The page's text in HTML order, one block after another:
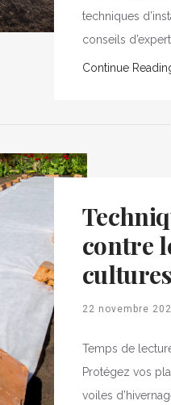
techniques
conseils
Continue
contre
cultures
22 novembre
Temps de
Protégez vos
voiles